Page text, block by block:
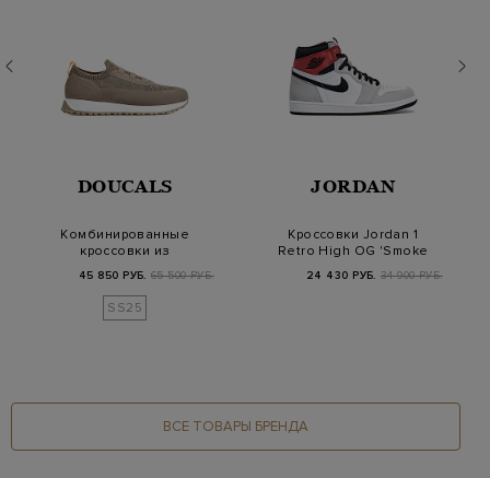
DOUCALS
Комбинированные
кроссовки из
и за…
45 850 РУБ. 65 500 РУБ.
SS25
JORDAN
Кроссовки Jordan 1
Retro High OG 'Smoke
24 430 РУБ. 34 900 РУБ.
ВСЕ ТОВАРЫ БРЕНДА